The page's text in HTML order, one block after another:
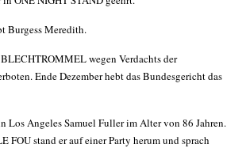
Burgess Meredith.
wegen Verdachts der
Ende Dezember hebt das Bundesgericht das
Los Angeles Samuel Fuller im Alter von 86 Jahren.
FOU stand er auf einer Party herum und sprach